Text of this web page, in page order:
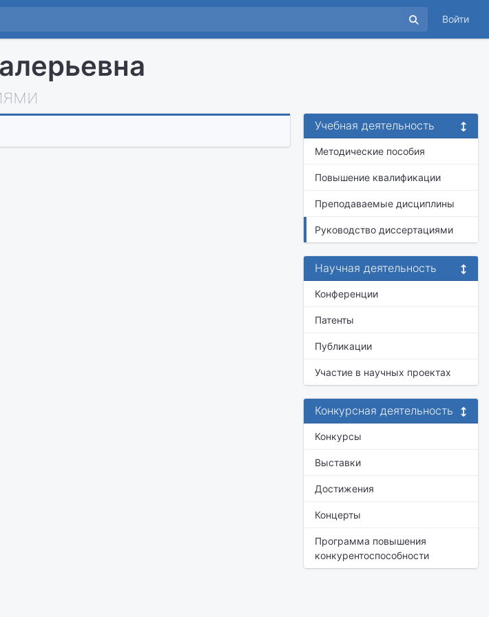
Войти
Учебная деятельность
Методические пособия
Повышение квалификации
Преподаваемые дисциплины
Руководство диссертациями
Научная деятельность
Конференции
Патенты
Публикации
Участие в научных проектах
Конкурсная деятельность
Конкурсы
Выставки
Достижения
Концерты
Программа повышения
конкурентоспособности